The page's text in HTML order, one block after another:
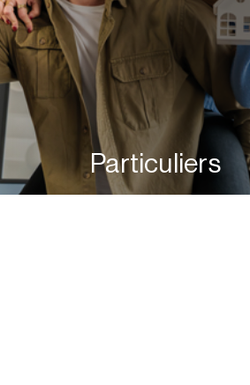
Particuliers